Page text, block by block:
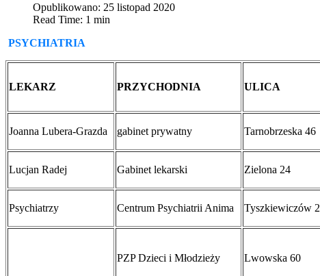
Opublikowano: 25 listopad 2020
Read Time: 1 min
PSYCHIATRIA
LEKARZ PRZYCHODNIA ULICA
Joanna Lubera-Grazda gabinet prywatny Tarnobrzeska 46
Lucjan Radej Gabinet lekarski Zielona 24
Psychiatrzy Centrum Psychiatrii Anima Tyszkiewiczów 2
PZP Dzieci i Młodzieży Lwowska 60